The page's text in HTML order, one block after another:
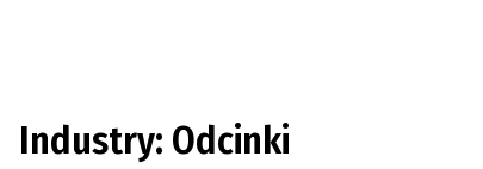
Industry: Odcinki